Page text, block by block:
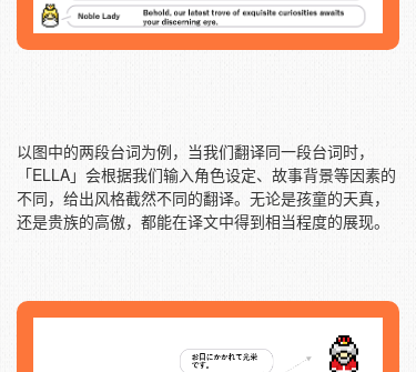
以图中的两段台词为例，当我们翻译同一段台词时，
「ELLA」会根据我们输入角色设定、故事背景等因素的
不同，给出风格截然不同的翻译。无论是孩童的天真，
还是贵族的高傲，都能在译文中得到相当程度的展现。